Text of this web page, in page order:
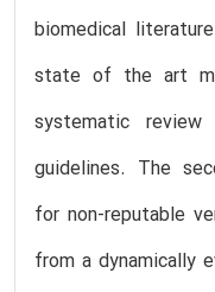
biomedical
state of the art
systematic
guidelines. The
for non-reputable
from a dynamically